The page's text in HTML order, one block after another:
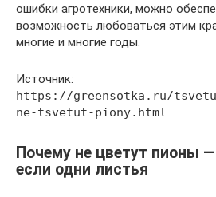
ошибки агротехники, можно
возможность любоваться этим
многие и многие годы.
Источник:
https://greensotka.ru/
ne-tsvetut-piony.html
Почему не цветут пионы
если одни листья